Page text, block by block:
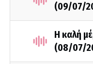
(09/07/
Η καλή
(08/07/